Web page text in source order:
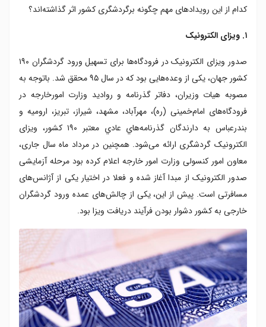
کدام از این رویدادهای مهم چگونه برگردشگری کشور اثر گذاشته‌اند؟
۱. ویزای الکترونیک
صدور ویزای الکترونیک در فرودگاه‌ها برای تسهیل ورود گردشگران ۱۹۰
کشور جهان، یکی از وعده‌هایی بود که در سال ۹۵ محقق شد. باتوجه به
مصوبه هيات وزيران، دفاتر گذرنامه و رواديد وزارت امورخارجه در
فرودگاه‌های امام‌خمينی (ره)، مهرآباد، مشهد، شيراز، تبريز، ارومیه و
بندرعباس به دارندگان گذرنامه‌هاي عادي معتبر ۱۹۰ کشور، ویزای
الکترونیک گردشگری ارائه می‌شود. همچنین در مرداد ماه سال جاری،
معاون امور کنسولی وزارت امور خارجه اعلام کرده بود مرحله آزمایشی
صدور الکترونیک از مبدا آغاز شده و فعلا در اختیار یکی از آژانس‌های
مسافرتی است. پیش از این، یکی از چالش‌های عمده ورود گردشگران
خارجی به کشور دشوار بودن فرآیند دریافت ویزا بود.